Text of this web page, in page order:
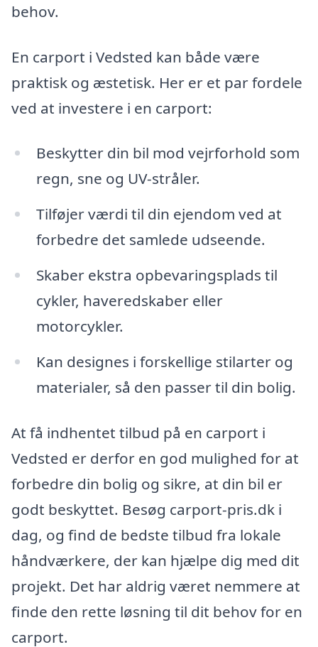
behov.
En carport i Vedsted kan både være
praktisk og æstetisk. Her er et par fordele
ved at investere i en carport:
Beskytter din bil mod vejrforhold som
regn, sne og UV-stråler.
Tilføjer værdi til din ejendom ved at
forbedre det samlede udseende.
Skaber ekstra opbevaringsplads til
cykler, haveredskaber eller
motorcykler.
Kan designes i forskellige stilarter og
materialer, så den passer til din bolig.
At få indhentet tilbud på en carport i
Vedsted er derfor en god mulighed for at
forbedre din bolig og sikre, at din bil er
godt beskyttet. Besøg carport-pris.dk i
dag, og find de bedste tilbud fra lokale
håndværkere, der kan hjælpe dig med dit
projekt. Det har aldrig været nemmere at
finde den rette løsning til dit behov for en
carport.